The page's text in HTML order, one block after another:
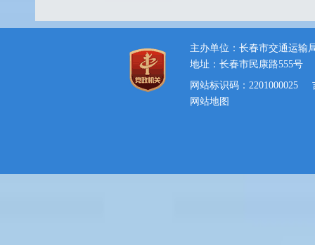
主办单位：长春市交通运输
地址：长春市民康路555号
网站标识码：2201000025
网站地图